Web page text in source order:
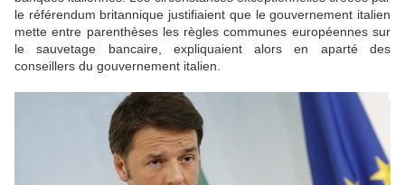
le référendum britannique justifiaient que le gouvernement italien
mette entre parenthèses les règles communes européennes sur
le sauvetage bancaire, expliquaient alors en aparté des
conseillers du gouvernement italien.